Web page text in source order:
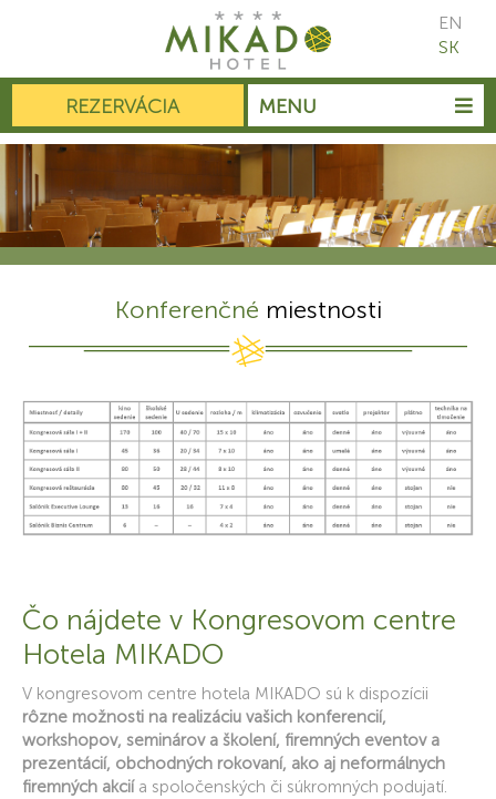
MENU
REZERVÁCIA
EN
SK
Konferenčné miestnosti
Čo nájdete v Kongresovom centre
Hotela MIKADO
V kongresovom centre hotela MIKADO sú k dispozícii
rôzne možnosti na realizáciu vašich konferencií,
workshopov, seminárov a školení, firemných eventov a
prezentácií, obchodných rokovaní, ako aj neformálnych
firemných akciía spoločenských či súkromných podujatí.